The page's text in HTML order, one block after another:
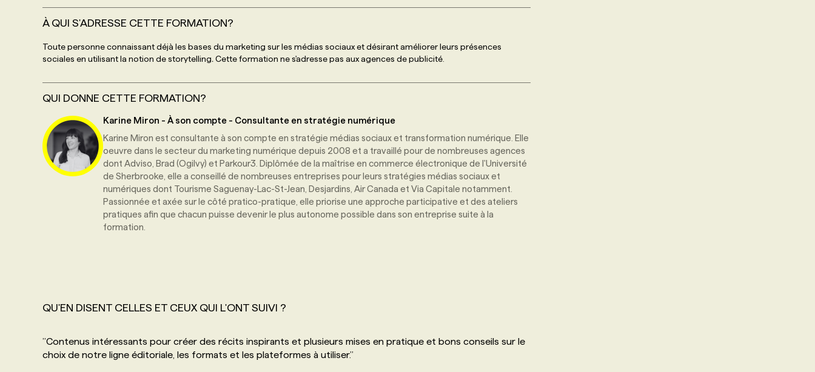
À QUI S'ADRESSE CETTE FORMATION?
Toute personne connaissant déjà les bases du marketing sur les médias sociaux et désirant améliorer leurs présences
sociales en utilisant la notion de storytelling.Cette formation ne s'adresse pas aux agences de publicité.
QUI DONNE CETTE FORMATION?
Karine Miron - À son compte- Consultante en stratégie numérique
Karine Miron est consultante à son compte en stratégie médias sociaux et transformation numérique. Elle
oeuvre dans le secteur du marketing numérique depuis 2008 et a travaillé pour de nombreuses agences
dont Adviso, Brad (Ogilvy) et Parkour3. Diplômée de la maîtrise en commerce électronique de l'Université
de Sherbrooke, elle a conseillé de nombreuses entreprises pour leurs stratégies médias sociaux et
numériques dont Tourisme Saguenay-Lac-St-Jean, Desjardins, Air Canada et Via Capitale notamment.
Passionnée et axée sur le côté pratico-pratique, elle priorise une approche participative et des ateliers
pratiques afin que chacun puisse devenir le plus autonome possible dans son entreprise suite à la
formation.
QU'EN DISENT CELLES ET CEUX QUI L'ONT SUIVI ?
’’Contenus intéressants pour créer des récits inspirants et plusieurs mises en pratique et bons conseils sur le
choix de notre ligne éditoriale, les formats et les plateformes à utiliser.’’